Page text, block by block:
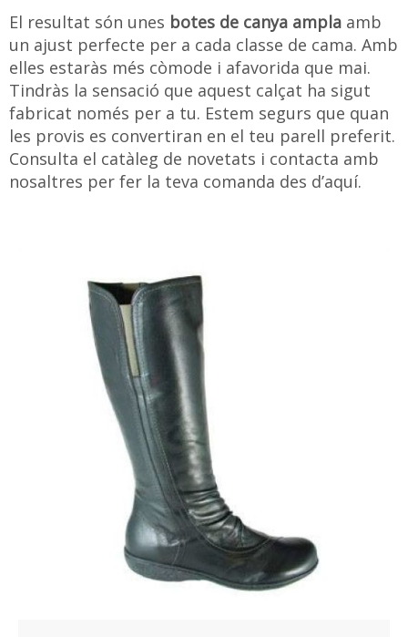
El resultat són unes botes de canya ampla amb
un ajust perfecte per a cada classe de cama. Amb
elles estaràs més còmode i afavorida que mai.
Tindràs la sensació que aquest calçat ha sigut
fabricat només per a tu. Estem segurs que quan
les provis es convertiran en el teu parell preferit.
Consulta el catàleg de novetats i contacta amb
nosaltres per fer la teva comanda des d’aquí.